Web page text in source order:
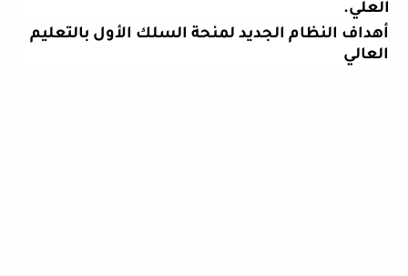
العلي.
أهداف النظام الجديد لمنحة السلك الأول بالتعليم
العالي